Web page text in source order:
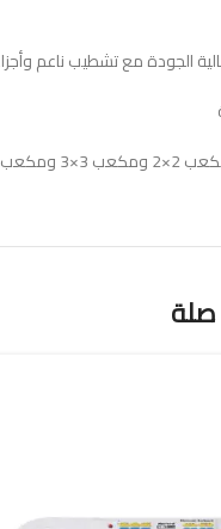
الجودة مع تشطيب ناعم
وسلسلة مفاتيح 3×3.